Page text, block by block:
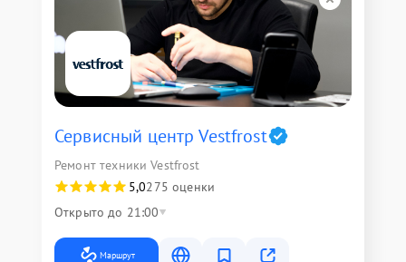
Сервисный центр Vestfrost
Ремонт техники Vestfrost
5,0275 оценки
Открыто до 21:00
Маршрут